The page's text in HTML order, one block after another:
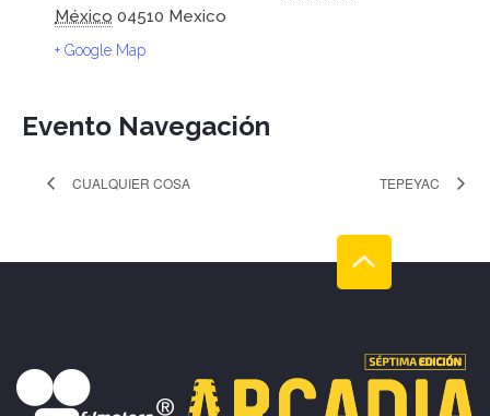
México 04510 Mexico
+ Google Map
Evento Navegación
CUALQUIER COSA TEPEYAC